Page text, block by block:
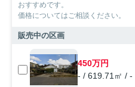
おすすめです。
価格についてはご相談ください。
販売中の区画
450万円
- / 619.71㎡ / -